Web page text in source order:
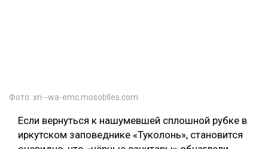
Фото: xn--wa-emc.mosoblles.com
Если вернуться к нашумевшей сплошной рубке в
иркутском заповеднике «Туколонь», становится